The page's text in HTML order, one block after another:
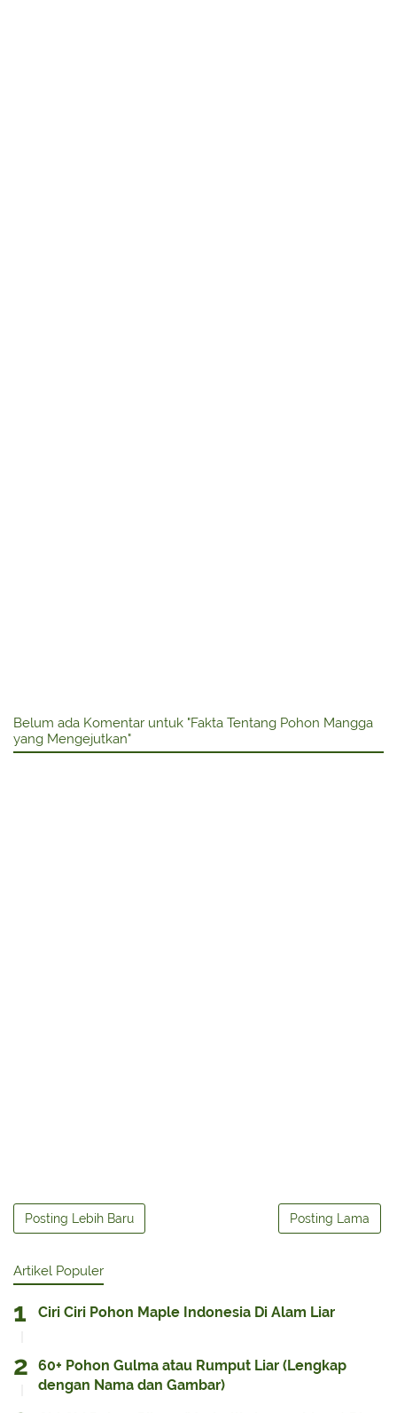
Belum ada Komentar untuk "Fakta Tentang Pohon Mangga
yang Mengejutkan"
Posting Lebih Baru Posting Lama
Artikel Populer
Ciri Ciri Pohon Maple Indonesia Di Alam Liar
60+ Pohon Gulma atau Rumput Liar (Lengkap
dengan Nama dan Gambar)